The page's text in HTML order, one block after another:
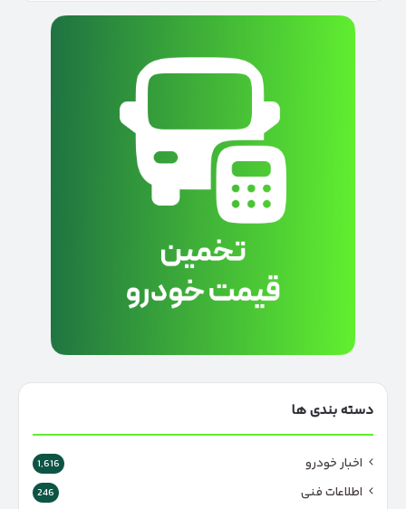
دسته بندی ها
اخبار خودرو 1,616
اطلاعات فنی 246